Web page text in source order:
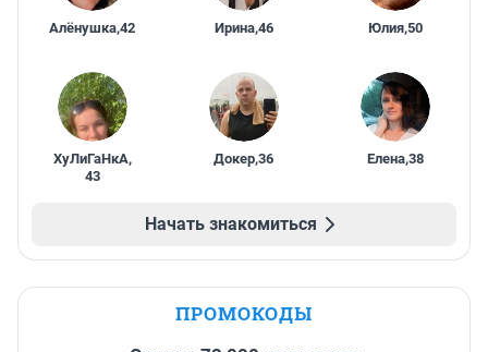
Алёнушка,42 Ирина,46 Юлия,50
ХуЛиГаНкА,
43
Докер,36 Елена,38
Начать знакомиться
ПРОМОКОДЫ